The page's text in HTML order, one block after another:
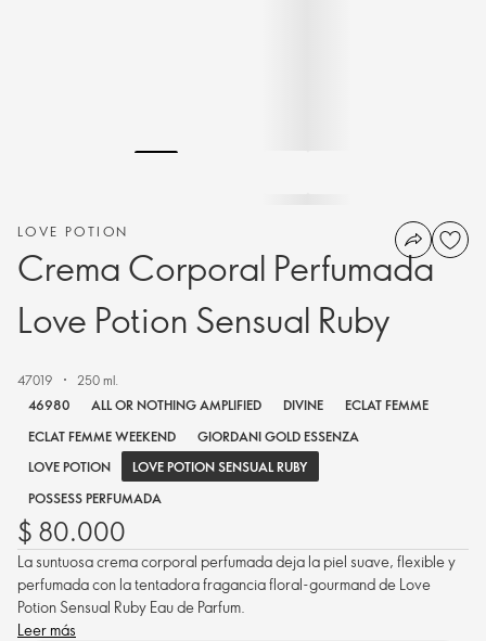
LOVE POTION
Crema Corporal Perfumada
Love Potion Sensual Ruby
47019
250 ml.
46980
ALL OR NOTHING AMPLIFIED DIVINE
ECLAT FEMME
ECLAT FEMME WEEKEND
GIORDANI GOLD ESSENZA
LOVE POTION
LOVE POTION SENSUAL RUBY
POSSESS PERFUMADA
$ 80.000
La suntuosa crema corporal perfumada deja la piel suave, flexible y
perfumada con la tentadora fragancia floral-gourmand de Love
Potion Sensual Ruby Eau de Parfum.
Leer más